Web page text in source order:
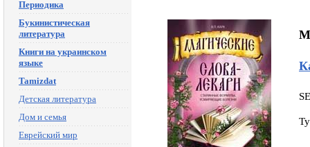
Периодика
Букинистическая
литература
Книги на украинском
языке
Tamizdat
Детская литература
Дом и семья
Еврейский мир